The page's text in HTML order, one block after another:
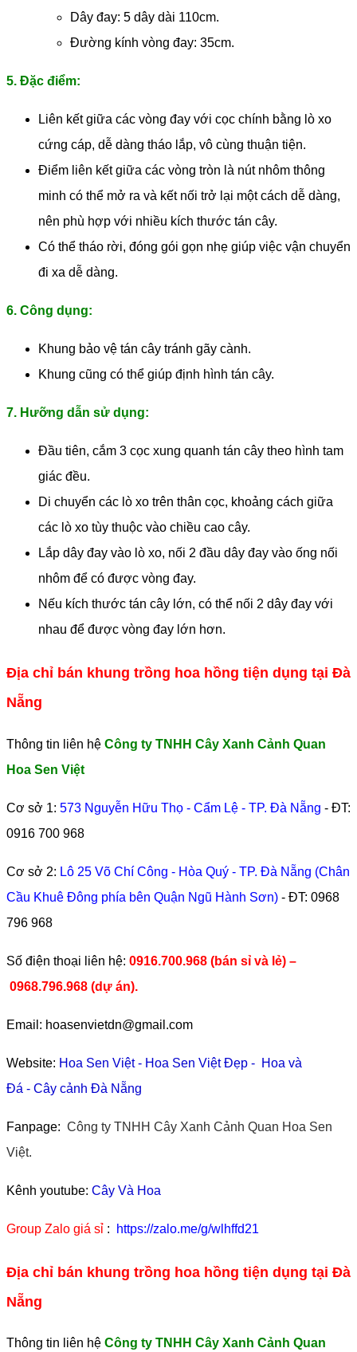
Dây đay: 5 dây dài 110cm.
Đường kính vòng đay: 35cm.
5. Đặc điểm:
Liên kết giữa các vòng đay với cọc chính bằng lò xo
cứng cáp, dễ dàng tháo lắp, vô cùng thuận tiện.
Điểm liên kết giữa các vòng tròn là nút nhôm thông
minh có thể mở ra và kết nối trở lại một cách dễ dàng,
nên phù hợp với nhiều kích thước tán cây.
Có thể tháo rời, đóng gói gọn nhẹ giúp việc vận chuyển
đi xa dễ dàng.
6. Công dụng:
Khung bảo vệ tán cây tránh gãy cành.
Khung cũng có thể giúp định hình tán cây.
7. Hưỡng dẫn sử dụng:
Đầu tiên, cắm 3 cọc xung quanh tán cây theo hình tam
giác đều.
Di chuyển các lò xo trên thân cọc, khoảng cách giữa
các lò xo tùy thuộc vào chiều cao cây.
Lắp dây đay vào lò xo, nối 2 đầu dây đay vào ống nối
nhôm để có được vòng đay.
Nếu kích thước tán cây lớn, có thể nối 2 dây đay với
nhau để được vòng đay lớn hơn.
Địa chỉ bán khung trồng hoa hồng tiện dụng tại Đà
Nẵng
Thông tin liên hệ Công ty TNHH Cây Xanh Cảnh Quan
Hoa Sen Việt
Cơ sở 1: 573 Nguyễn Hữu Thọ - Cẩm Lệ - TP. Đà Nẵng - ĐT:
0916 700 968
Cơ sở 2: Lô 25 Võ Chí Công - Hòa Quý - TP. Đà Nẵng (Chân
Cầu Khuê Đông phía bên Quận Ngũ Hành Sơn) - ĐT: 0968
796 968
​Số điện thoại liên hệ: 0916.700.968 (bán sỉ và lẻ) –
0968.796.968 (dự án).
Email: hoasenvietdn@gmail.com
Website: Hoa Sen Việt- Hoa Sen Việt Đẹp - Hoa và
Đá - Cây cảnh Đà Nẵng
Fanpage: Công ty TNHH Cây Xanh Cảnh Quan Hoa Sen
Việt.
Kênh youtube: Cây Và Hoa
Group Zalo giá sỉ : https://zalo.me/g/wlhffd21
Địa chỉ bán khung trồng hoa hồng tiện dụng tại Đà
Nẵng
Thông tin liên hệ Công ty TNHH Cây Xanh Cảnh Quan